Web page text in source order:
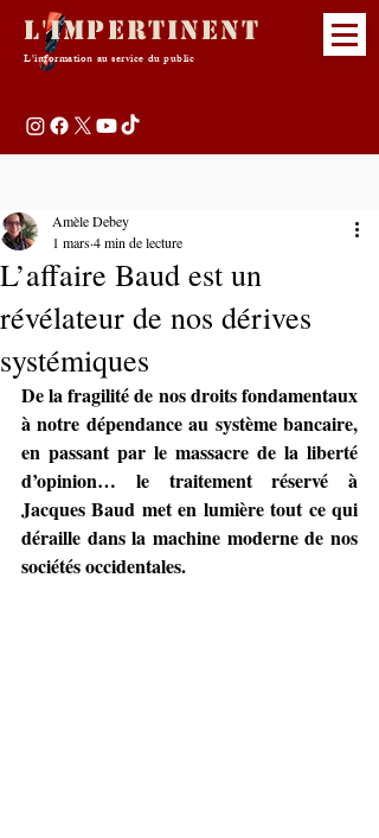
L'Impertinent
L'information au service du public
L’affaire Baud est un
révélateur de nos dérives
systémiques
Amèle Debey
1 mars4 min de lecture
De la fragilité de nos droits fondamentaux
à notre dépendance au système bancaire,
en passant par le massacre de la liberté
d’opinion… le traitement réservé à
Jacques Baud met en lumière tout ce qui
déraille dans la machine moderne de nos
sociétés occidentales.